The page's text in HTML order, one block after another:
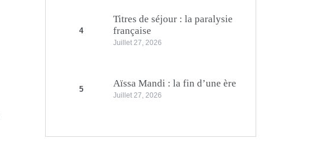
4
Titres de séjour : la paralysie
française
Juillet 27, 2026
5
Aïssa Mandi : la fin d’une ère
Juillet 27, 2026